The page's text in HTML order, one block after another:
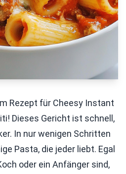
Rezept für Cheesy Instant
Dieses Gericht ist schnell,
In nur wenigen Schritten
Pasta, die jeder liebt. Egal
oder ein Anfänger sind,